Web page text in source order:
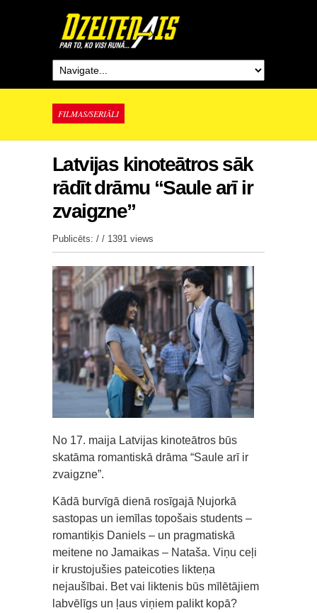
FILMAS/SERIĀLI
Latvijas kinoteātros sāk
rādīt drāmu “Saule arī ir
zvaigzne”
Publicēts: / / 1391 views
No 17. maija Latvijas kinoteātros būs
skatāma romantiskā drāma “Saule arī ir
zvaigzne”.
Kādā burvīgā dienā rosīgajā Ņujorkā
sastopas un iemīlas topošais students –
romantiķis Daniels – un pragmatiskā
meitene no Jamaikas – Nataša. Viņu ceļi
ir krustojušies pateicoties likteņa
nejaušībai. Bet vai liktenis būs mīlētājiem
labvēlīgs un ļaus viņiem palikt kopā?